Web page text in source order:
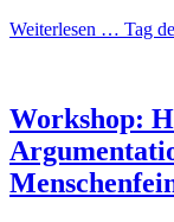
Weiterlesen … Tag
Workshop: